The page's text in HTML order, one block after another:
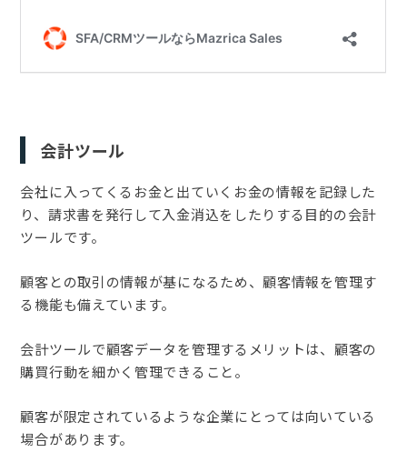
会計ツール
会社に入ってくるお金と出ていくお金の情報を記録した
り、請求書を発行して入金消込をしたりする目的の会計
ツールです。
顧客との取引の情報が基になるため、顧客情報を管理す
る機能も備えています。
会計ツールで顧客データを管理するメリットは、顧客の
購買行動を細かく管理できること。
顧客が限定されているような企業にとっては向いている
場合があります。